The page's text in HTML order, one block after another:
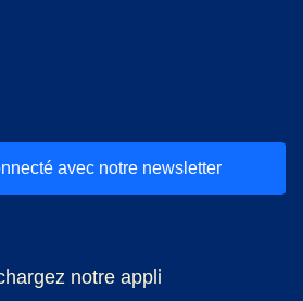
avec notre newsletter
notre appli